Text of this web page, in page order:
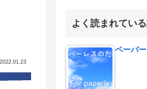
2022.01.23
よく読まれてい
ペーパ